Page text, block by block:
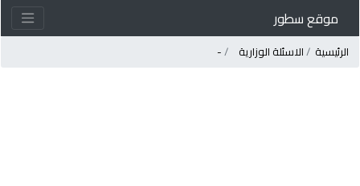
موقع سطور
الرئيسية الاسئلة الوزارية -